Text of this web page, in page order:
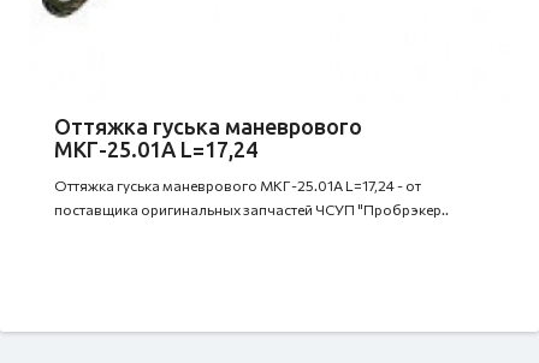
Оттяжка гуська маневрового
МКГ-25.01А L=17,24
Оттяжка гуська маневрового МКГ-25.01А L=17,24 - от
поставщика оригинальных запчастей ЧСУП "Пробрэкер..